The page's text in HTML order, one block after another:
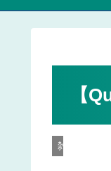
【
雑記